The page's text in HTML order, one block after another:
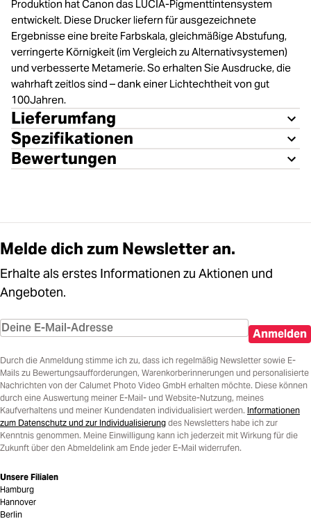
Produktion hat Canon das LUCIA-Pigmenttintensystem
entwickelt. Diese Drucker liefern für ausgezeichnete
Ergebnisse eine breite Farbskala, gleichmäßige Abstufung,
verringerte Körnigkeit (im Vergleich zu Alternativsystemen)
und verbesserte Metamerie. So erhalten Sie Ausdrucke, die
wahrhaft zeitlos sind – dank einer Lichtechtheit von gut
100Jahren.
Lieferumfang
Spezifikationen
Bewertungen
Melde dich zum Newsletter an.
Erhalte als erstes Informationen zu Aktionen und
Angeboten.
Anmelden
Durch die Anmeldung stimme ich zu, dass ich regelmäßig Newsletter sowie E-
Mails zu Bewertungsaufforderungen, Warenkorberinnerungen und personalisierte
Nachrichten von der Calumet Photo Video GmbH erhalten möchte. Diese können
durch eine Auswertung meiner E-Mail- und Website-Nutzung, meines
Kaufverhaltens und meiner Kundendaten individualisiert werden. Informationen
zum Datenschutz und zur Individualisierung des Newsletters habe ich zur
Kenntnis genommen. Meine Einwilligung kann ich jederzeit mit Wirkung für die
Zukunft über den Abmeldelink am Ende jeder E-Mail widerrufen.
Unsere Filialen
Hamburg
Hannover
Berlin